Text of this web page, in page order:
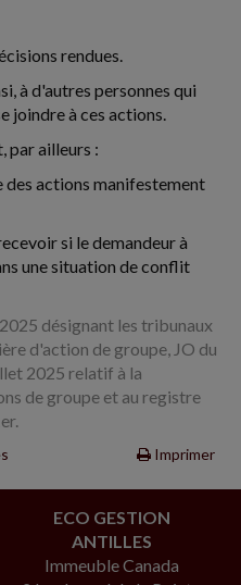
rendues.
à d'autres personnes qui
joindre à ces actions.
par ailleurs :
des actions manifestement
si le demandeur à
une situation de conflit
désignant les tribunaux
d'action de groupe, JO du
2025 relatif à la
de groupe et au registre
Imprimer
ECO GESTION
ANTILLES
Immeuble Canada